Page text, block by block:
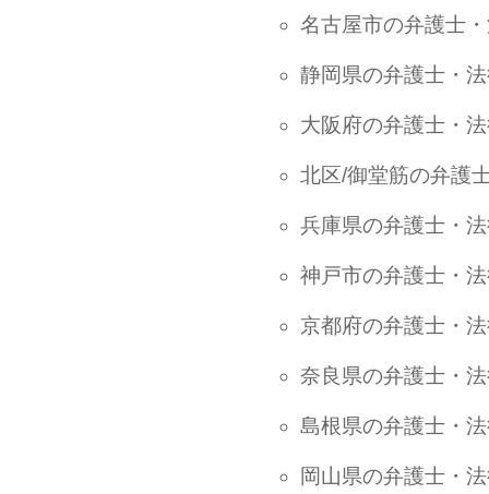
名古屋市の弁護士
静岡県の弁護士・
大阪府の弁護士・
北区/御堂筋の弁護
兵庫県の弁護士・
神戸市の弁護士・
京都府の弁護士・
奈良県の弁護士・
島根県の弁護士・
岡山県の弁護士・